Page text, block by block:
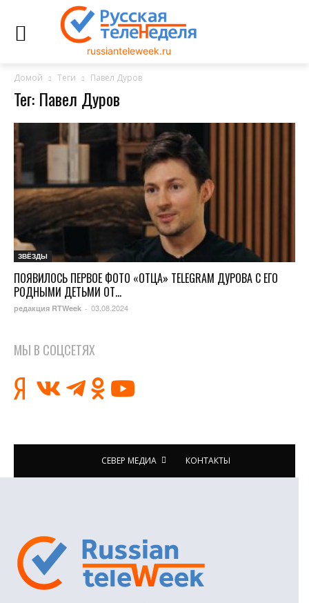
russianteleweek.ru
Домой Теги Павел Дуров
Тег: Павел Дуров
ЗВЁЗДЫ
ПОЯВИЛОСЬ ПЕРВОЕ ФОТО «ОТЦА» TELEGRAM ДУРОВА С ЕГО
РОДНЫМИ ДЕТЬМИ ОТ...
редакция RTWeek - 03.08.2024
МЫ В СОЦСЕТЯХ
СЕВЕР МЕДИА КОНТАКТЫ